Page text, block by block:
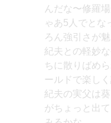
んだな〜修羅
ゃあ5人でとな
ろん強引さが
紀夫との軽妙
ちに散りばめ
ールドで楽し
紀夫の実父は
がちょっと出